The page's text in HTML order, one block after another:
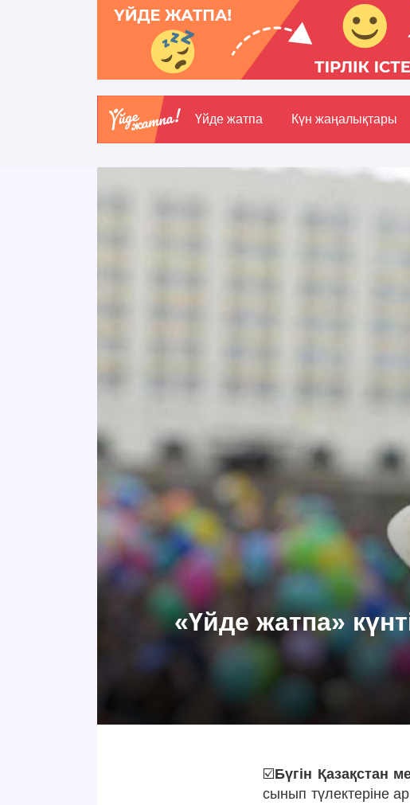
Үйде жатпа Күн жаңалықтары
«Үйде жатпа»
☑️Бүгін Қазақстан
сынып түлектеріне